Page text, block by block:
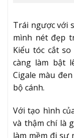
Trái ngược với
mình nét đẹp
Kiểu tóc cắt
càng làm bật
Cigale màu
bộ cánh.
Với tạo hình
và thậm chí là
làm mềm đi sự